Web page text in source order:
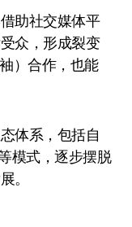
助社交媒体平
众，形成裂变
）合作，也能
体系，包括自
模式，逐步摆脱
。